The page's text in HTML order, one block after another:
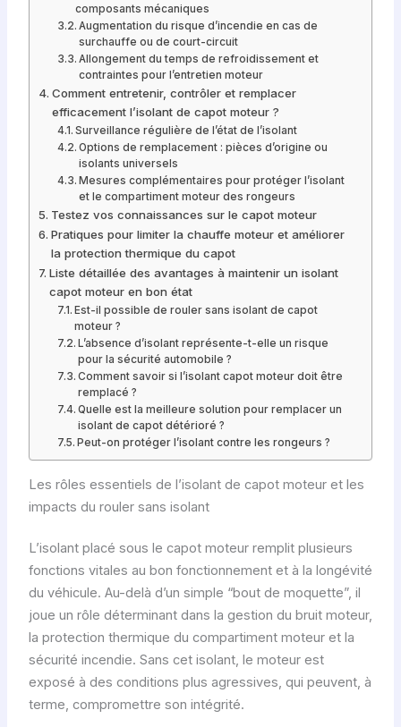
composants mécaniques
Augmentation du risque d’incendie en cas de
surchauffe ou de court-circuit
Allongement du temps de refroidissement et
contraintes pour l’entretien moteur
Comment entretenir, contrôler et remplacer
efficacement l’isolant de capot moteur ?
Surveillance régulière de l’état de l’isolant
Options de remplacement : pièces d’origine ou
isolants universels
Mesures complémentaires pour protéger l’isolant
et le compartiment moteur des rongeurs
Testez vos connaissances sur le capot moteur
Pratiques pour limiter la chauffe moteur et améliorer
la protection thermique du capot
Liste détaillée des avantages à maintenir un isolant
capot moteur en bon état
Est-il possible de rouler sans isolant de capot
moteur ?
L’absence d’isolant représente-t-elle un risque
pour la sécurité automobile ?
Comment savoir si l’isolant capot moteur doit être
remplacé ?
Quelle est la meilleure solution pour remplacer un
isolant de capot détérioré ?
Peut-on protéger l’isolant contre les rongeurs ?
Les rôles essentiels de l’isolant de capot moteur et les
impacts du rouler sans isolant
L’isolant placé sous le capot moteur remplit plusieurs
fonctions vitales au bon fonctionnement et à la longévité
du véhicule. Au-delà d’un simple “bout de moquette”, il
joue un rôle déterminant dans la gestion du bruit moteur,
la protection thermique du compartiment moteur et la
sécurité incendie. Sans cet isolant, le moteur est
exposé à des conditions plus agressives, qui peuvent, à
terme, compromettre son intégrité.